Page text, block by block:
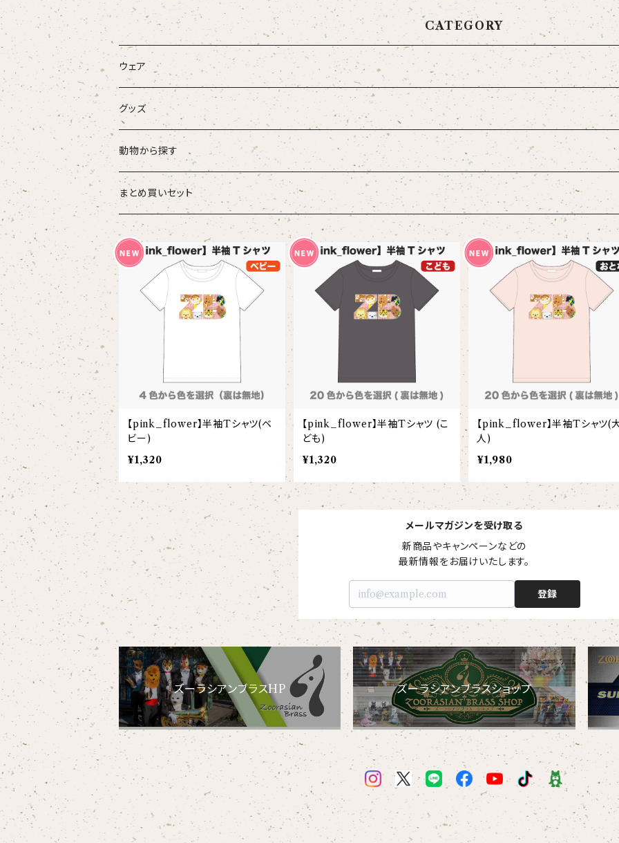
CATEGORY
ウェア
大人
こども
ベビー
スタイ
カバーオール
ギフトセット
Tシャツ（半袖）
【signature】
【hibiscus】
【I love】
【EVENT ※期間限定商品】
【xx's day】
【birthday】
【anniversary】
【Allstar】
【unit】
オリジナルイラストTシャツ
侍BRASSTシャツ
【vividtypo】
オーバーサイズTシャツ（半袖）
【custom_point】
【face_point】
【balancing typo】
【resort】
マグナムウェイトビッグシルエットTシャツ
【hello(刺繍)】
ベースボールシャツ
ポロシャツ
【emblem_basic】
【emblem_chara】
【crest】
【6faces】
カラードライポロシャツ
【Brass_emblem】
シャツ
アロハシャツ
ボタンダウン半袖シャツ
オックスフォード長袖シャツ
パーカー
プルオーバーパーカー
フルジップパーカー
ドライジップパーカー
ドライストレッチプルオーバーパーカー
トレーナー
スウェットパンツ
アウター
Tシャツ（長袖）
【chara】
【custom_point】
【xx's day】
【Allstar】
ハット・ネックウォーマー
ヘアアクセサリー
ソックス
ネクタイ
グッズ
タオル・ハンカチ
ポーチ
トートバッグ
おけいこバッグ
ランチトート
ジュートバッグ
ブランケット
ペットアイテム
サコッシュ
ポシェット
バックパック・リュック
動物から探す
ズーラシアンブラス
オカピ
インドライオン
ドゥクラングール
スマトラトラ
ホッキョクグマ
弦うさぎ
ジョー
ハンナ
サキソフォックス
マルゴー
ムートン
クラリキャット
ベルガモット
ローズマリー
ことふえパピヨン
パーカッション
ドール
ナマケモノ
リトルシスタードール
たたきのトリ アイリス
たたきのトリ スカーレット
ズーラシアンフィルハーモニー管弦楽団
コビトカバ
ジャイアントパンダ
ゴールデンターキン
オセロット
グランパバク
アンクルバク
カズンバク
雲豹（ウンピョウ）
アムールヒョウ
白ヤギ
はたらくトリ
セクション
指揮者3人衆
トラ軍団
トランペッターズ
バク一族
パーカッションチーム
まとめ買いセット
【pink_flower】半袖Tシャツ(ベ
ビー)
¥1,320
【pink_flower】半袖Tシャツ (こ
ども)
¥1,320
【pink_flower】半袖Tシャツ(
人)
¥1,980
メールマガジンを受け取る
新商品やキャンペーンなどの
最新情報をお届けいたします。
登録
ズーラシアンブラスHP ズーラシアンブラスショップ